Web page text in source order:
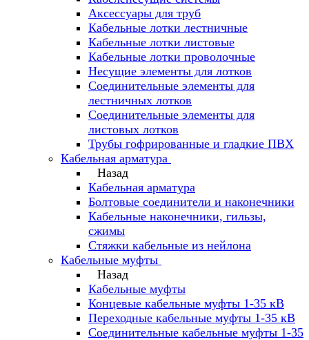
Аксессуары для труб
Кабельные лотки лестничные
Кабельные лотки листовые
Кабельные лотки проволочные
Несущие элементы для лотков
Соединительные элементы для
лестничных лотков
Соединительные элементы для
листовых лотков
Трубы гофрированные и гладкие ПВХ
Кабельная арматура
Назад
Кабельная арматура
Болтовые соединители и наконечники
Кабельные наконечники, гильзы,
сжимы
Стяжки кабельные из нейлона
Кабельные муфты
Назад
Кабельные муфты
Концевые кабельные муфты 1-35 кВ
Переходные кабельные муфты 1-35 кВ
Соединительные кабельные муфты 1-35